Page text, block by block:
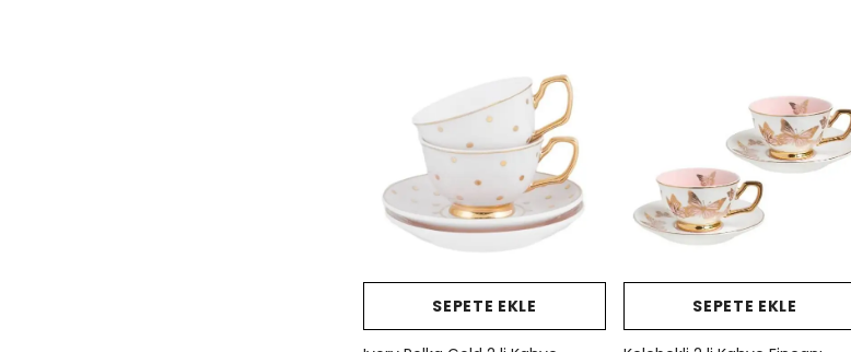
SEPETE EKLE SEPETE EKLE